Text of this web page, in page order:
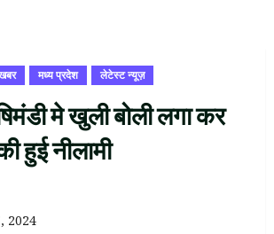
मध्य प्रदेश लेटेस्ट न्यूज़
मे खुली बोली लगा कर
हुई नीलामी
2024